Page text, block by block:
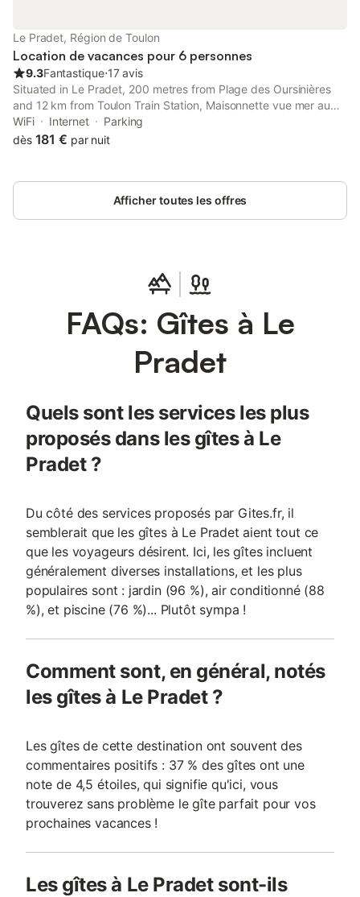
Le Pradet, Région de Toulon
Location de vacances pour 6 personnes
9.3Fantastique⋅17 avis
Situated in Le Pradet, 200 metres from Plage des Oursinières
and 12 km from Toulon Train Station, Maisonnette vue mer au
Pradet offers a garden and air conditioning. Both free WiFi and
parking on-site are accessible at the holiday home free of...
WiFi Internet
Parking
dès 181 € par nuit
Afficher toutes les offres
FAQs: Gîtes à Le
Pradet
Quels sont les services les plus
proposés dans les gîtes à Le
Pradet ?
Du côté des services proposés par Gites.fr, il
semblerait que les gîtes à Le Pradet aient tout ce
que les voyageurs désirent. Ici, les gîtes incluent
généralement diverses installations, et les plus
populaires sont : jardin (96 %), air conditionné (88
%), et piscine (76 %)... Plutôt sympa !
Comment sont, en général, notés
les gîtes à Le Pradet ?
Les gîtes de cette destination ont souvent des
commentaires positifs : 37 % des gîtes ont une
note de 4,5 étoiles, qui signifie qu'ici, vous
trouverez sans problème le gîte parfait pour vos
prochaines vacances !
Les gîtes à Le Pradet sont-ils